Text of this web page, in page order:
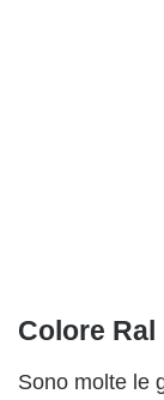
Colore Ral
Sono molte le